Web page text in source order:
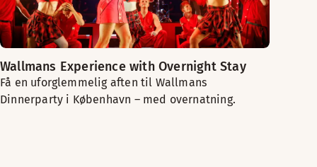
Wallmans Experience with Overnight Stay
Få en uforglemmelig aften til Wallmans
Dinnerparty i København – med overnatning.